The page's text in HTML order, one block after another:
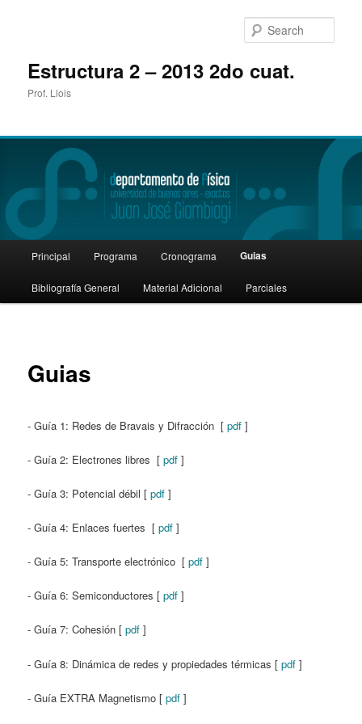
Estructura 2 – 2013 2do cuat.
Prof. Llois
Skip
to
content
Principal Programa Cronograma Guias
Bibliografía General Material Adicional Parciales
Guias
- Guía 1: Redes de Bravais y Difracción [ pdf]
- Guía 2: Electrones libres [ pdf]
- Guía 3: Potencial débil [ pdf]
- Guía 4: Enlaces fuertes [ pdf]
- Guía 5: Transporte electrónico [ pdf]
- Guía 6: Semiconductores [ pdf]
- Guía 7: Cohesión [ pdf]
- Guía 8: Dinámica de redes y propiedades térmicas [ pdf]
- Guía EXTRA Magnetismo [ pdf]